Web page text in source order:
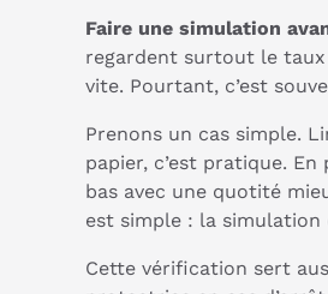
Faire une simulation
regardent surtout le taux
vite. Pourtant, c’est
Prenons un cas simple.
papier, c’est pratique.
bas avec une quotité
est simple : la simulation
Cette vérification sert